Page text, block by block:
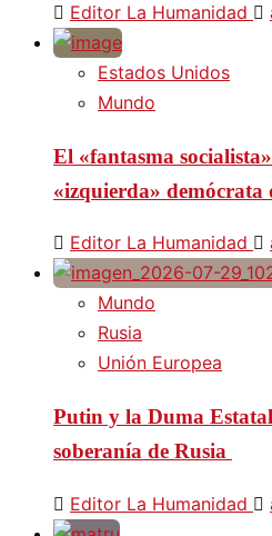
Editor La Humanidad
Estados Unidos
Mundo
El «fantasma
«izquierda»
Editor La Humanidad
Mundo
Rusia
Unión Europea
Putin y la Duma
soberanía de Rusia
Editor La Humanidad